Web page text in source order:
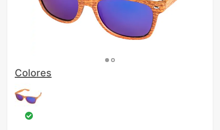
Colores